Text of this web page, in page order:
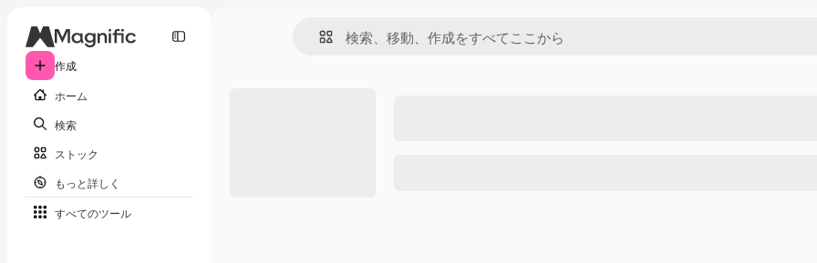
作成
ホーム
検索
ストック
もっと詳しく
すべてのツール